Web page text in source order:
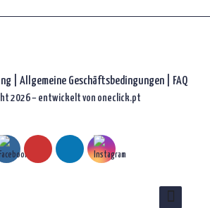
Allgemeine Geschäftsbedingungen | FAQ
2026 – entwickelt von oneclick.pt